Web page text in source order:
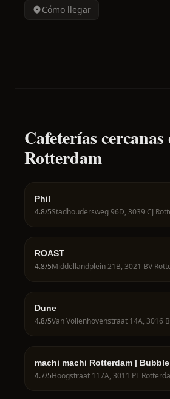
Cómo llegar
Cafeterías cercanas
Rotterdam
Phil
4.8/5Stadhoudersweg 96D, 3039 CJ
ROAST
4.8/5Middellandplein 21B, 3021 BV
Dune
4.8/5
machi machi Rotterdam | Bubble
4.7/5Hoogstraat 117A, 3011 PL